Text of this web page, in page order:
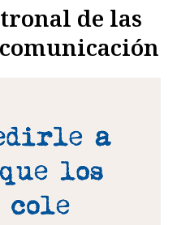
de las